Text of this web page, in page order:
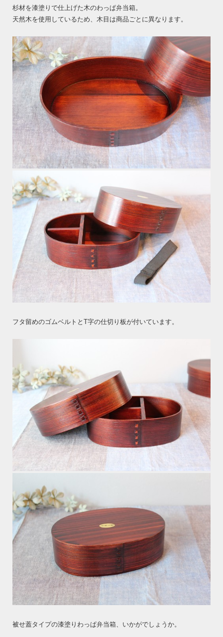
杉材を漆塗りで仕上げた木のわっぱ弁当箱。
天然木を使用しているため、木目は商品ごとに異なります。
フタ留めのゴムベルトとT字の仕切り板が付いています。
被せ蓋タイプの漆塗りわっぱ弁当箱、いかがでしょうか。